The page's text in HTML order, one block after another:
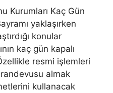
Kurumları Kaç Gün
yaklaşırken
konular
kaç gün kapalı
resmi işlemleri
almak
kullanacak